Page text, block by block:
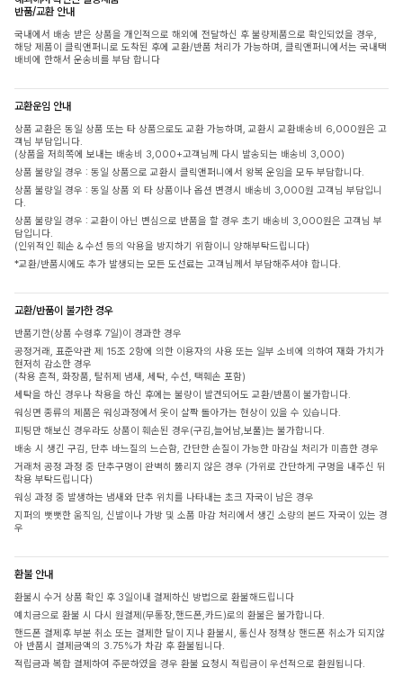
반품/교환 안내
국내에서 배송 받은 상품을 개인적으로 해외에 전달하신 후 불량제품으로 확인되었을 경우,
해당 제품이 클릭앤퍼니로 도착된 후에 교환/반품 처리가 가능하며, 클릭앤퍼니에서는 국내택
배비에 한해서 운송비를 부담 합니다
교환운임 안내
상품 교환은 동일 상품 또는 타 상품으로도 교환 가능하며, 교환시 교환배송비 6,000원은 고
객님 부담입니다.
(상품을 저희쪽에 보내는 배송비 3,000+고객님께 다시 발송되는 배송비 3,000)
상품 불량일 경우 : 동일 상품으로 교환시 클릭앤퍼니에서 왕복 운임을 모두 부담합니다.
상품 불량일 경우 : 동일 상품 외 타 상품이나 옵션 변경시 배송비 3,000원 고객님 부담입니
다.
상품 불량일 경우 : 교환이 아닌 변심으로 반품을 할 경우 초기 배송비 3,000원은 고객님 부
담입니다.
(인위적인 훼손 & 수선 등의 악용을 방지하기 위함이니 양해부탁드립니다)
*교환/반품시에도 추가 발생되는 모든 도선료는 고객님께서 부담해주셔야 합니다.
교환/반품이 불가한 경우
반품기한(상품 수령후 7일)이 경과한 경우
공정거래, 표준약관 제 15조 2항에 의한 이용자의 사용 또는 일부 소비에 의하여 재화 가치가
현저히 감소한 경우
(착용 흔적, 화장품, 탈취제 냄새, 세탁, 수선, 택훼손 포함)
세탁을 하신 경우나 착용을 하신 후에는 불량이 발견되어도 교환/반품이 불가합니다.
워싱면 종류의 제품은 워싱과정에서 옷이 살짝 돌아가는 현상이 있을 수 있습니다.
피팅만 해보신 경우라도 상품이 훼손된 경우(구김,늘어남,보풀)는 불가합니다.
배송 시 생긴 구김, 단추 바느질의 느슨함, 간단한 손질이 가능한 마감실 처리가 미흡한 경우
거래처 공정 과정 중 단추구멍이 완벽히 뚫리지 않은 경우 (가위로 간단하게 구멍을 내주신 뒤
착용 부탁드립니다)
워싱 과정 중 발생하는 냄새와 단추 위치를 나타내는 초크 자국이 남은 경우
지퍼의 뻣뻣한 움직임, 신발이나 가방 및 소품 마감 처리에서 생긴 소량의 본드 자국이 있는 경
우
환불 안내
환불시 수거 상품 확인 후 3일이내 결제하신 방법으로 환불해드립니다
예치금으로 환불 시 다시 원결제(무통장,핸드폰,카드)로의 환불은 불가합니다.
핸드폰 결제후 부분 취소 또는 결제한 달이 지나 환불시, 통신사 정책상 핸드폰 취소가 되지않
아 반품시 결제금액의 3.75%가 차감 후 환불됩니다.
적립금과 복합 결제하여 주문하였을 경우 환불 요청시 적립금이 우선적으로 환원됩니다.